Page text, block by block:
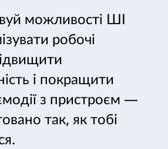
можливості ШІ
робочі
і покращити
з пристроєм —
так, як тобі